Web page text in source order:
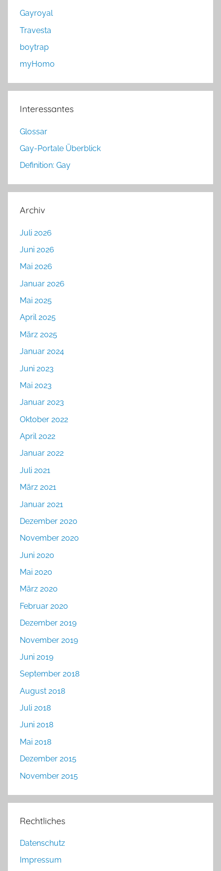
Gayroyal
Travesta
boytrap
myHomo
Interessantes
Glossar
Gay-Portale Überblick
Definition: Gay
Archiv
Juli 2026
Juni 2026
Mai 2026
Januar 2026
Mai 2025
April 2025
März 2025
Januar 2024
Juni 2023
Mai 2023
Januar 2023
Oktober 2022
April 2022
Januar 2022
Juli 2021
März 2021
Januar 2021
Dezember 2020
November 2020
Juni 2020
Mai 2020
März 2020
Februar 2020
Dezember 2019
November 2019
Juni 2019
September 2018
August 2018
Juli 2018
Juni 2018
Mai 2018
Dezember 2015
November 2015
Rechtliches
Datenschutz
Impressum